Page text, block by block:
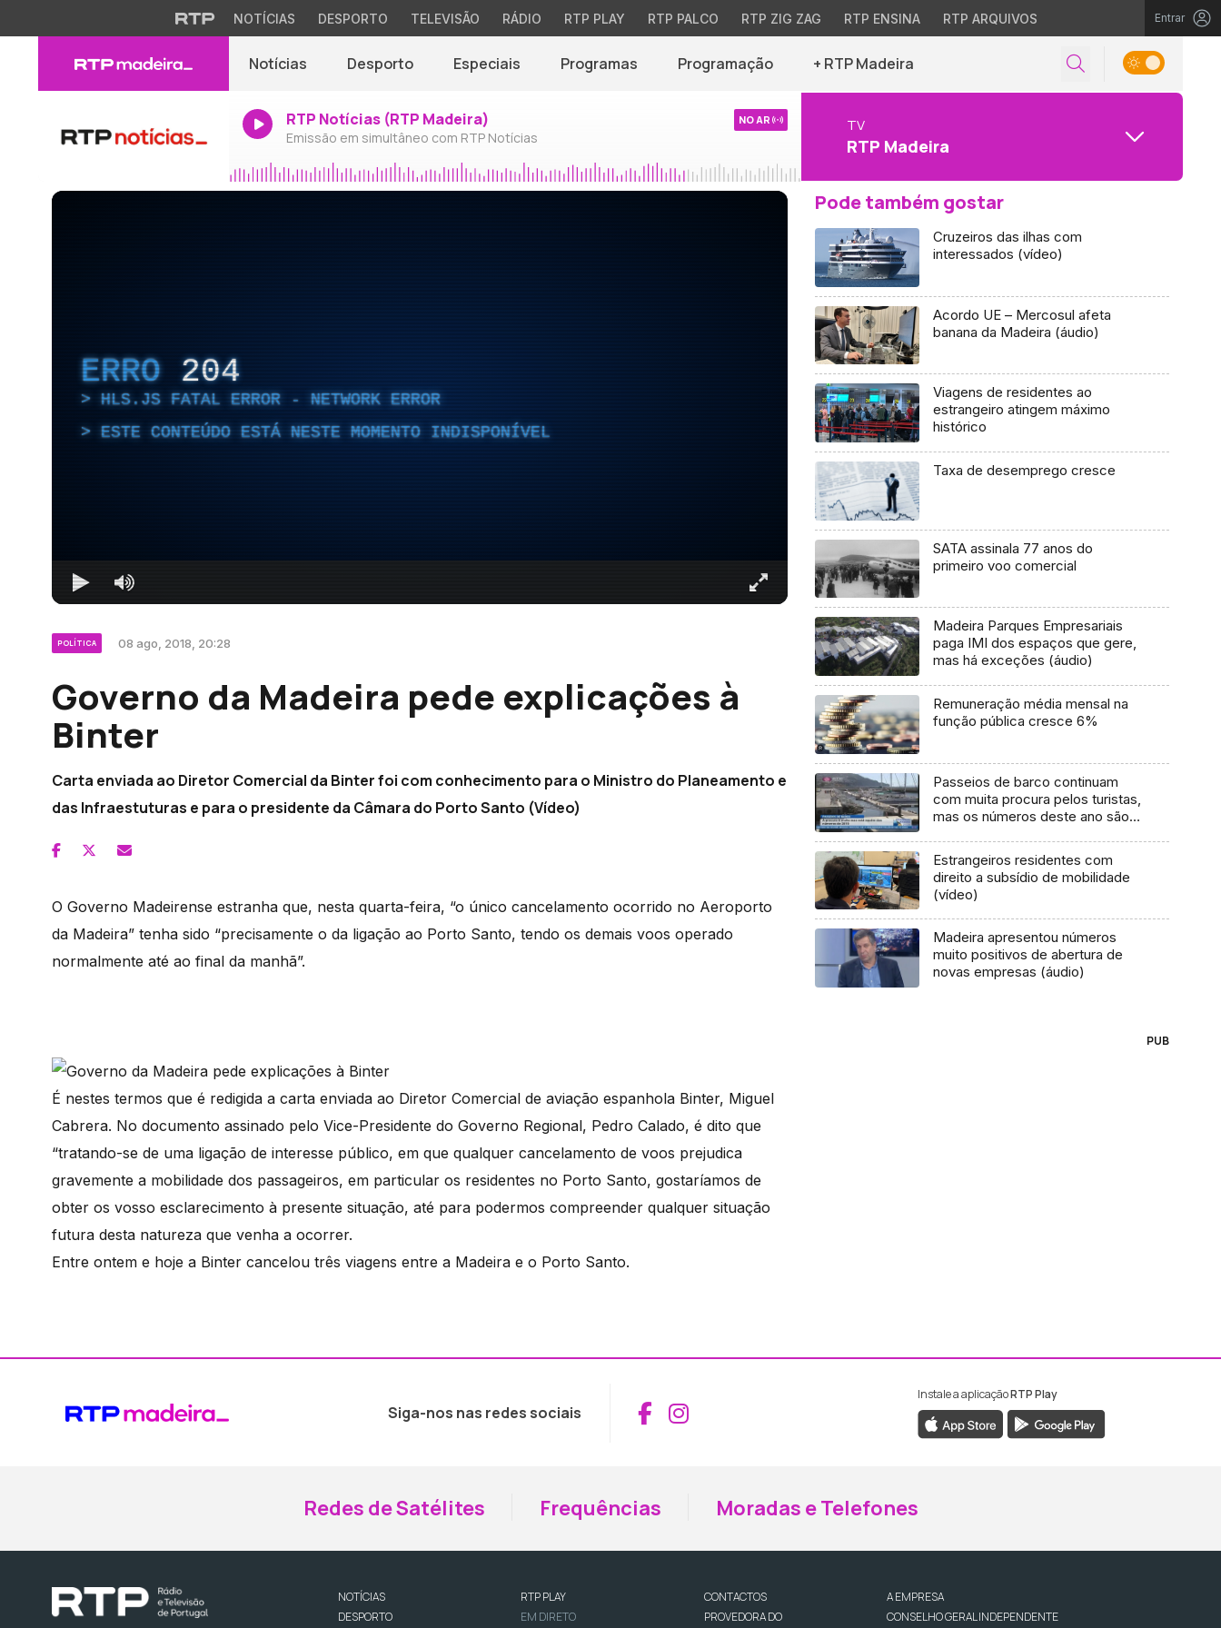
NOTÍCIAS DESPORTO TELEVISÃO RÁDIO RTP PLAY RTP PALCO RTP ZIG ZAG RTP ENSINA RTP ARQUIVOS Entrar
Notícias Desporto Especiais Programas Programação + RTP Madeira
RTP Notícias (RTP Madeira)
Emissão em simultâneo com RTP Notícias
NO AR TV
RTP Madeira
ERRO 204
HLS.JS FATAL ERROR - NETWORK ERROR
ESTE CONTEÚDO ESTÁ NESTE MOMENTO INDISPONÍVEL
POLÍTICA 08 ago, 2018, 20:28
Governo da Madeira pede explicações à
Binter
Carta enviada ao Diretor Comercial da Binter foi com conhecimento para o Ministro do Planeamento e
das Infraestuturas e para o presidente da Câmara do Porto Santo (Vídeo)
O Governo Madeirense estranha que, nesta quarta-feira, “o único cancelamento ocorrido no Aeroporto
da Madeira” tenha sido “precisamente o da ligação ao Porto Santo, tendo os demais voos operado
normalmente até ao final da manhã”.
É nestes termos que é redigida a carta enviada ao Diretor Comercial de aviação espanhola Binter, Miguel
Cabrera. No documento assinado pelo Vice-Presidente do Governo Regional, Pedro Calado, é dito que
“tratando-se de uma ligação de interesse público, em que qualquer cancelamento de voos prejudica
gravemente a mobilidade dos passageiros, em particular os residentes no Porto Santo, gostaríamos de
obter os vosso esclarecimento à presente situação, até para podermos compreender qualquer situação
futura desta natureza que venha a ocorrer.
Entre ontem e hoje a Binter cancelou três viagens entre a Madeira e o Porto Santo.
Pode também gostar
Cruzeiros das ilhas com
interessados (vídeo)
Acordo UE – Mercosul afeta
banana da Madeira (áudio)
Viagens de residentes ao
estrangeiro atingem máximo
histórico
Taxa de desemprego cresce
SATA assinala 77 anos do
primeiro voo comercial
Madeira Parques Empresariais
paga IMI dos espaços que gere,
mas há exceções (áudio)
Remuneração média mensal na
função pública cresce 6%
Passeios de barco continuam
com muita procura pelos turistas,
mas os números deste ano são
(Vídeo)
Estrangeiros residentes com
direito a subsídio de mobilidade
(vídeo)
Madeira apresentou números
muito positivos de abertura de
novas empresas (áudio)
PUB
Siga-nos nas redes sociais Aceder ao Facebook da RTP Madeira
Aceder ao Instagram da RTP Madeira
Instale a aplicaçãoRTP Play
Redes de Satélites Frequências Moradas e Telefones
NOTÍCIAS
DESPORTO
RTP PLAY
EM DIRETO
CONTACTOS
PROVEDORA DO
A EMPRESA
CONSELHO GERAL INDEPENDENTE